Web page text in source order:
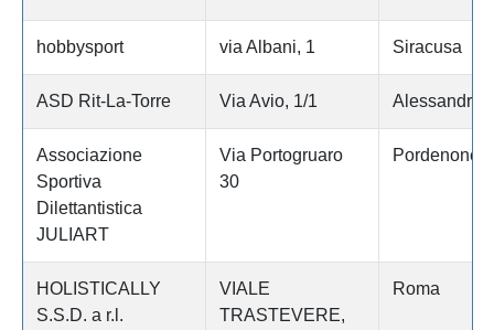
hobbysport via Albani, 1 Siracusa
ASD Rit-La-Torre Via Avio, 1/1 Alessandria
Associazione
Sportiva
Dilettantistica
JULIART
Via Portogruaro
30
Pordenone
HOLISTICALLY
S.S.D. a r.l.
VIALE
TRASTEVERE,
Roma